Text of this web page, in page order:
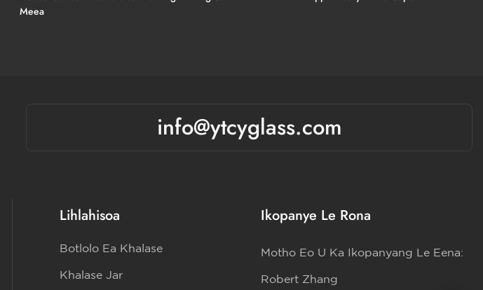
Meea
info@ytcyglass.com
Lihlahisoa
Botlolo Ea Khalase
Khalase Jar
Ikopanye Le Rona
Motho Eo U Ka Ikopanyang Le Eena:
Robert Zhang